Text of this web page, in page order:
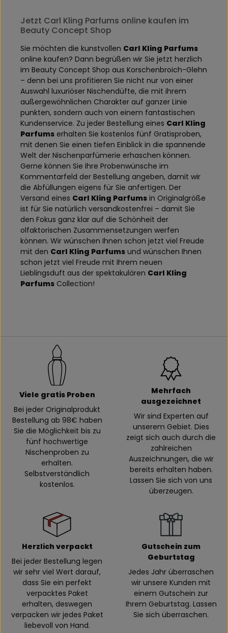
Jetzt Carl Kling Parfums online kaufen im
Beauty Concept Shop
Sie möchten die kunstvollen Carl Kling Parfums
online kaufen? Dann begrüßen wir Sie jetzt herzlich
im Beauty Concept Shop aus Korschenbroich-Glehn
– denn bei uns profitieren Sie nicht nur von einer
Auswahl luxuriöser Nischendüfte, die mit ihrem
außergewöhnlichen Charakter auf ganzer Linie
punkten, sondern auch von einem fantastischen
Kundenservice. Zu jeder Bestellung eines Carl Kling
Parfums erhalten Sie kostenlos fünf Gratisproben,
mit denen Sie einen tiefen Einblick in die spannende
Welt der Nischenparfümerie erhaschen können.
Gerne können Sie Ihre Probenwünsche im
Kommentarfeld der Bestellung angeben, damit wir
die Abfüllungen eigens für Sie anfertigen. Der
Versand eines Carl Kling Parfums in Originalgröße
ist für Sie natürlich versandkostenfrei – damit Sie
den Fokus ganz klar auf die Schönheit der
olfaktorischen Zusammensetzungen werfen
können. Wir wünschen Ihnen schon jetzt viel Freude
mit den Carl Kling Parfums und wünschen Ihnen
schon jetzt viel Freude mit Ihrem neuen
Lieblingsduft aus der spektakulären Carl Kling
Parfums Collection!
Viele gratis Proben
Bei jeder Originalprodukt
Bestellung ab 98€ haben
Sie die Möglichkeit bis zu
fünf hochwertige
Nischenproben zu
erhalten.
Selbstverständlich
kostenlos.
Mehrfach
ausgezeichnet
Wir sind Experten auf
unserem Gebiet. Dies
zeigt sich auch durch die
zahlreichen
Auszeichnungen, die wir
bereits erhalten haben.
Lassen Sie sich von uns
überzeugen.
Herzlich verpackt
Bei jeder Bestellung legen
wir sehr viel Wert darauf,
dass Sie ein perfekt
verpacktes Paket
erhalten, deswegen
verpacken wir jedes Paket
liebevoll von Hand.
Gutschein zum
Geburtstag
Jedes Jahr überraschen
wir unsere Kunden mit
einem Gutschein zur
Ihrem Geburtstag. Lassen
Sie sich überraschen.